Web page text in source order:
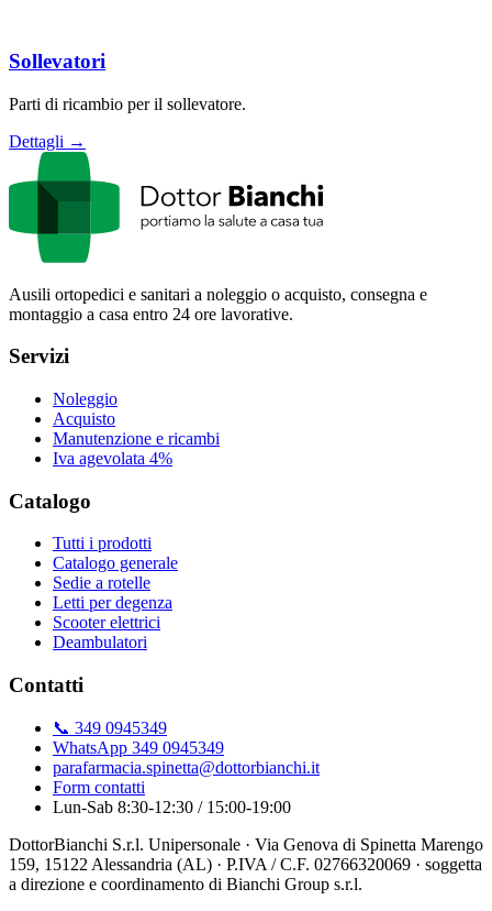
Sollevatori
Parti di ricambio per il sollevatore.
Dettagli →
Ausili ortopedici e sanitari a noleggio o acquisto, consegna e
montaggio a casa entro 24 ore lavorative.
Servizi
Noleggio
Acquisto
Manutenzione e ricambi
Iva agevolata 4%
Catalogo
Tutti i prodotti
Catalogo generale
Sedie a rotelle
Letti per degenza
Scooter elettrici
Deambulatori
Contatti
📞 349 0945349
WhatsApp 349 0945349
parafarmacia.spinetta@dottorbianchi.it
Form contatti
Lun-Sab 8:30-12:30 / 15:00-19:00
DottorBianchi S.r.l. Unipersonale · Via Genova di Spinetta Marengo
159, 15122 Alessandria (AL) · P.IVA / C.F. 02766320069 · soggetta
a direzione e coordinamento di Bianchi Group s.r.l.